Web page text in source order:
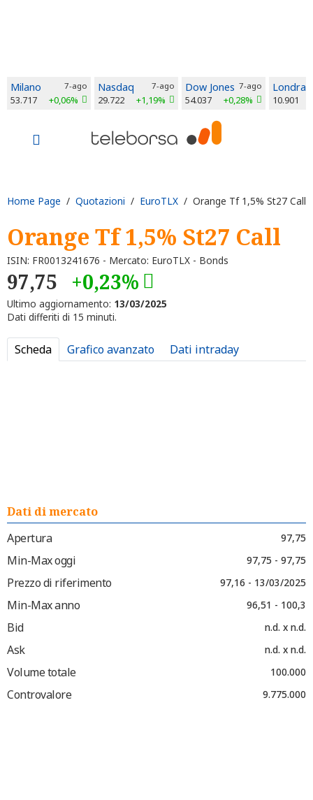
Milano 7-ago
53.717 +0,06%
Nasdaq 7-ago
29.722 +1,19%
Dow Jones 7-ago
54.037 +0,28%
Londra
10.901
Home Page / Quotazioni / EuroTLX / Orange Tf 1,5% St27 Call
Orange Tf 1,5% St27 Call
ISIN: FR0013241676 - Mercato: EuroTLX - Bonds
97,75 +0,23%
Ultimo aggiornamento: 13/03/2025
Dati differiti di 15 minuti.
Scheda Grafico avanzato Dati intraday
Dati di mercato
Apertura
97,75
Min-Max oggi 97,75 - 97,75
Prezzo di riferimento 97,16 - 13/03/2025
Min-Max anno 96,51 - 100,3
Bid n.d. x n.d.
Ask n.d. x n.d.
Volume totale 100.000
Controvalore 9.775.000